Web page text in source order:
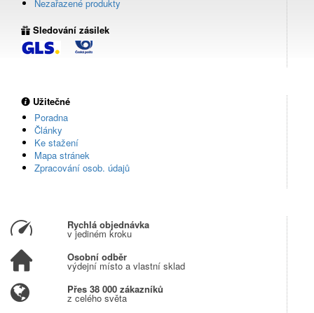
Nezařazené produkty
Sledování zásilek
Užitečné
Poradna
Články
Ke stažení
Mapa stránek
Zpracování osob. údajů
Rychlá objednávka
v jediném kroku
Osobní odběr
výdejní místo a vlastní sklad
Přes 38 000 zákazníků
z celého světa